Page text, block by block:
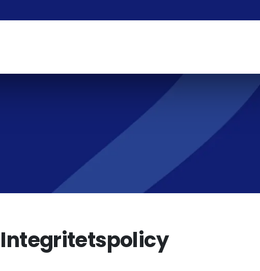
Integritetspolicy